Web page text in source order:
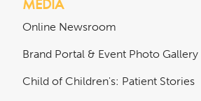
MEDIA
Online Newsroom
Brand Portal & Event Photo Gallery
Child of Children's: Patient Stories